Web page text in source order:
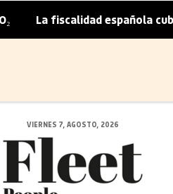
| La fiscalidad española
VIERNES 7, AGOSTO, 2026